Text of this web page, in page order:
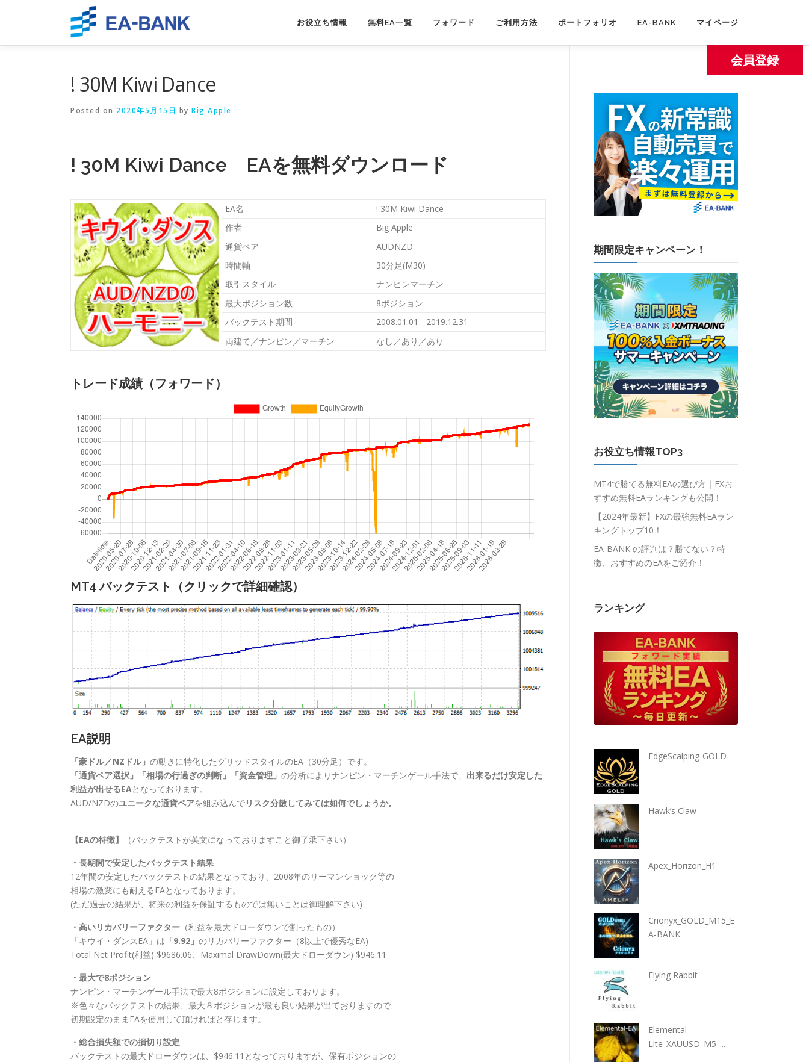
お役立ち情報 無料EA一覧 フォワード ご利用方法 ポートフォリオ EA-BANK マイページ
会員登録
! 30M Kiwi Dance
Posted on 2020年5月15日 by Big Apple
! 30M Kiwi Dance EAを無料ダウンロード
EA名
! 30M Kiwi Dance
作者
Big Apple
通貨ペア
AUDNZD
時間軸
30分足(M30)
取引スタイル
ナンピンマーチン
最大ポジション数
8ポジション
バックテスト期間
2008.01.01 - 2019.12.31
両建て／ナンピン／マーチン
なし／あり／あり
トレード成績（フォワード）
MT4 バックテスト（クリックで詳細確認）
EA説明
「豪ドル／NZドル」 の動きに特化したグリッドスタイルのEA（30分足）です。
「通貨ペア選択」「相場の行過ぎの判断」「資金管理」 の分析によりナンピン・マーチンゲール手法で、 出来るだけ安定した
利益が出せるEAとなっております。
AUD/NZDのユニークな通貨ペアを組み込んでリスク分散してみては如何でしょうか。
【EAの特徴】
（バックテストが英文になっておりますこと御了承下さい）
・長期間で安定したバックテスト結果
12年間の安定したバックテストの結果となっており、2008年のリーマンショック等の
相場の激変にも耐えるEAとなっております。
(ただ過去の結果が、将来の利益を保証するものでは無いことは御理解下さい)
・高いリカバリーファクター （利益を最大ドローダウンで割ったもの）
「キウイ・ダンスEA」は 「9.92」 のリカバリーファクター（8以上で優秀なEA)
Total Net Profit(利益) $9686.06、Maximal DrawDown(最大ドローダウン) $946.11
・最大で8ポジション
ナンピン・マーチンゲール手法で最大8ポジションに設定しております。
※色々なバックテストの結果、最大８ポジションが最も良い結果が出ておりますので
初期設定のままEAを使用して頂ければと存じます。
・総合損失額での損切り設定
バックテストの最大ドローダウンは、$946.11となっておりますが、保有ポジションの
期間限定キャンペーン！
お役立ち情報TOP3
MT4で勝てる無料EAの選び方｜FXお
すすめ無料EAランキングも公開！
【2024年最新】FXの最強無料EAラン
キングトップ10！
EA-BANK の評判は？勝てない？特
徴、おすすめのEAをご紹介！
ランキング
EdgeScalping-GOLD
Hawk’s Claw
Apex_Horizon_H1
Crionyx_GOLD_M15_E
A-BANK
Flying Rabbit
Elemental-
Lite_XAUUSD_M5_...